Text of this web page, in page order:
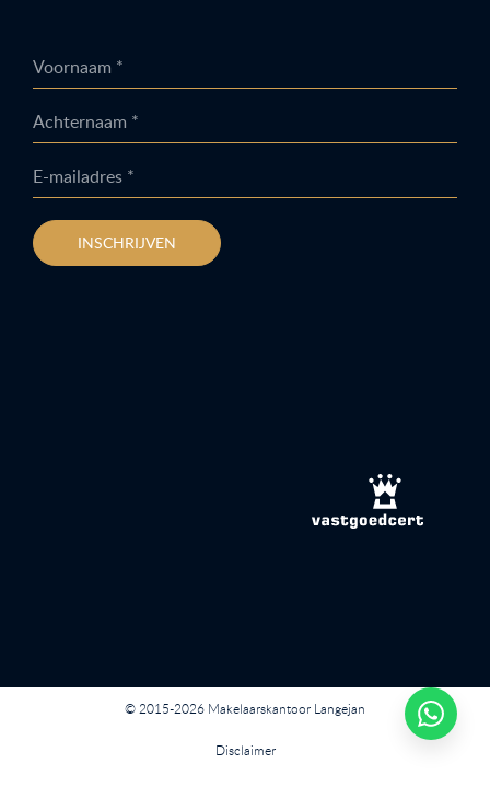
Voornaam *
Achternaam *
E-mailadres *
INSCHRIJVEN
© 2015-2026 Makelaarskantoor Langejan
Disclaimer